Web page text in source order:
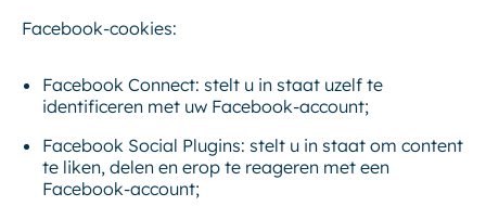
Facebook-cookies:
Facebook Connect: stelt u in staat uzelf te
identificeren met uw Facebook-account;
Facebook Social Plugins: stelt u in staat om content
te liken, delen en erop te reageren met een
Facebook-account;